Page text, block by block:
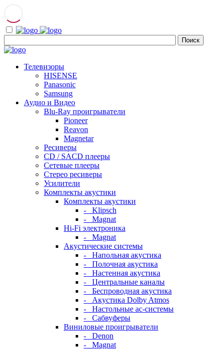
Телевизоры
HISENSE
Panasonic
Samsung
Аудио и Видео
Blu-Ray проигрыватели
Pioneer
Reavon
Magnetar
Ресиверы
CD / SACD плееры
Сетевые плееры
Стерео ресиверы
Усилители
Комплекты акустики
Комплекты акустики
- Klipsch
- Magnat
Hi-Fi электроника
- Magnat
Акустические системы
- Напольная акустика
- Полочная акустика
- Настенная акустика
- Центральные каналы
- Беспроводная акустика
- Акустика Dolby Atmos
- Настольные ас-системы
- Сабвуферы
Виниловые проигрыватели
- Denon
- Magnat